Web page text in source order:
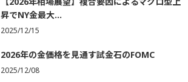
昇でNY金最大...
2025/12/15
2026年の金価格を見通す試金石のFOMC
2025/12/08